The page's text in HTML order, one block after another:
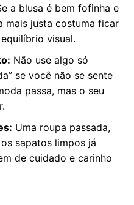
a blusa é bem fofinha e
mais justa costuma ficar
visual.
Não use algo só
se você não se sente
passa, mas o seu
Uma roupa passada,
sapatos limpos já
de cuidado e carinho